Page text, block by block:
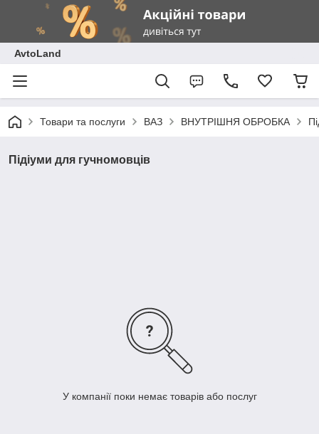
AvtoLand
Товари та послуги ВАЗ ВНУТРІШНЯ ОБРОБКА
Підіуми для гучномовців
У компанії поки немає товарів або послуг